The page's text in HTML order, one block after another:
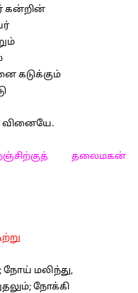
கன்றின்
கடுக்கும்
வினையே.
தலைமகன்
மலிந்து,
நோக்கி